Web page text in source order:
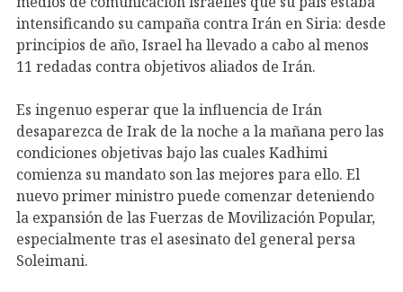
intensificando su campaña contra Irán en Siria: desde
principios de año, Israel ha llevado a cabo al menos
11 redadas contra objetivos aliados de Irán.
Es ingenuo esperar que la influencia de Irán
desaparezca de Irak de la noche a la mañana pero las
condiciones objetivas bajo las cuales Kadhimi
comienza su mandato son las mejores para ello. El
nuevo primer ministro puede comenzar deteniendo
la expansión de las Fuerzas de Movilización Popular,
especialmente tras el asesinato del general persa
Soleimani.